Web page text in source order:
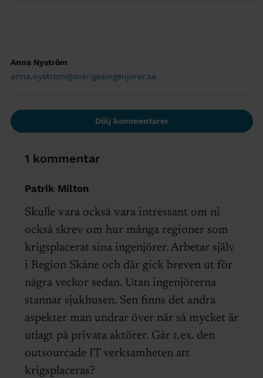
Anna Nyström
anna.nystrom@sverigesingenjorer.se
Dölj kommentarer
1 kommentar
Patrik Milton
Skulle vara också vara intressant om ni
också skrev om hur många regioner som
krigsplacerat sina ingenjörer. Arbetar själv
i Region Skåne och där gick breven ut för
några veckor sedan. Utan ingenjörerna
stannar sjukhusen. Sen finns det andra
aspekter man undrar över när så mycket är
utlagt på privata aktörer. Går t.ex. den
outsourcade IT verksamheten att
krigsplaceras?